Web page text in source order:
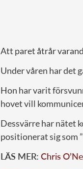
Att paret åtrår
Under våren har det
Hon har varit
hovet vill
Dessvärre har nätet
positionerat sig som
LÄS MER: Chris